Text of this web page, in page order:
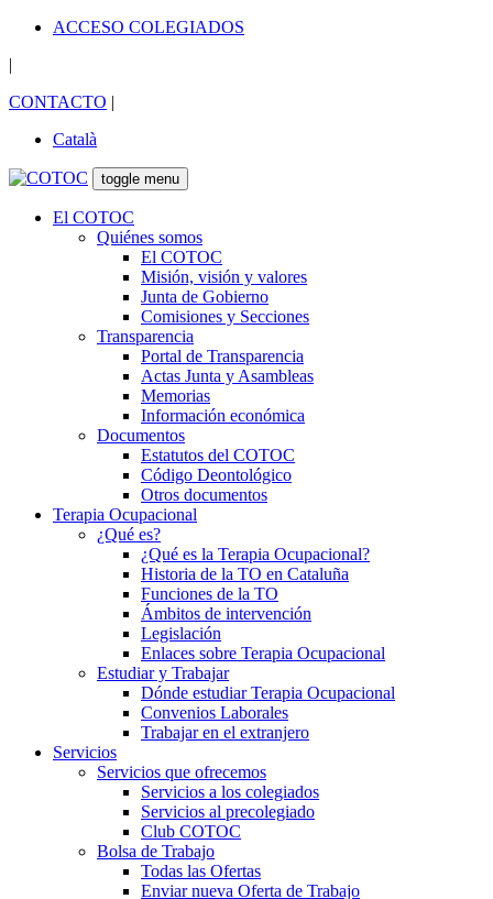
ACCESO COLEGIADOS
|
CONTACTO |
Català
toggle menu
El COTOC
Quiénes somos
El COTOC
Misión, visión y valores
Junta de Gobierno
Comisiones y Secciones
Transparencia
Portal de Transparencia
Actas Junta y Asambleas
Memorias
Información económica
Documentos
Estatutos del COTOC
Código Deontológico
Otros documentos
Terapia Ocupacional
¿Qué es?
¿Qué es la Terapia Ocupacional?
Historia de la TO en Cataluña
Funciones de la TO
Ámbitos de intervención
Legislación
Enlaces sobre Terapia Ocupacional
Estudiar y Trabajar
Dónde estudiar Terapia Ocupacional
Convenios Laborales
Trabajar en el extranjero
Servicios
Servicios que ofrecemos
Servicios a los colegiados
Servicios al precolegiado
Club COTOC
Bolsa de Trabajo
Todas las Ofertas
Enviar nueva Oferta de Trabajo